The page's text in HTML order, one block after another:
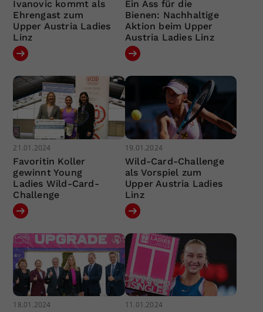
Ivanovic kommt als
Ehrengast zum
Upper Austria Ladies
Linz
Ein Ass für die
Bienen: Nachhaltige
Aktion beim Upper
Austria Ladies Linz
21.01.2024
Favoritin Koller
gewinnt Young
Ladies Wild-Card-
Challenge
19.01.2024
Wild-Card-Challenge
als Vorspiel zum
Upper Austria Ladies
Linz
18.01.2024 11.01.2024